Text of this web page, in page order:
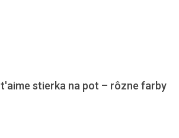
t'aime stierka na pot – rôzne farby